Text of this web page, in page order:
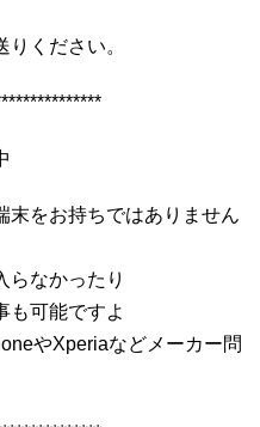
ください。
末をお持ちではありません
らなかったり
も可能ですよ
やXperiaなどメーカー問